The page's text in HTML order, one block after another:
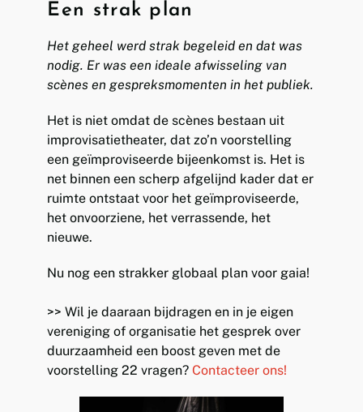
Een strak plan
Het geheel werd strak begeleid en dat was
nodig. Er was een ideale afwisseling van
scènes en gespreksmomenten in het publiek.
Het is niet omdat de scènes bestaan uit
improvisatietheater, dat zo’n voorstelling
een geïmproviseerde bijeenkomst is. Het is
net binnen een scherp afgelijnd kader dat er
ruimte ontstaat voor het geïmproviseerde,
het onvoorziene, het verrassende, het
nieuwe.
Nu nog een strakker globaal plan voor gaia!
>> Wil je daaraan bijdragen en in je eigen
vereniging of organisatie het gesprek over
duurzaamheid een boost geven met de
voorstelling 22 vragen?Contacteer ons!